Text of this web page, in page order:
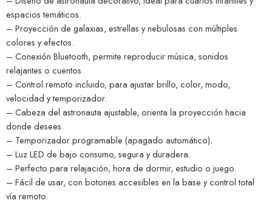
espacios temáticos.
– Proyección de galaxias, estrellas y nebulosas con múltiples
colores y efectos.
– Conexión Bluetooth, permite reproducir música, sonidos
relajantes o cuentos.
– Control remoto incluido, para ajustar brillo, color, modo,
velocidad y temporizador.
– Cabeza del astronauta ajustable, orienta la proyección hacia
donde desees.
– Temporizador programable (apagado automático).
– Luz LED de bajo consumo, segura y duradera.
– Perfecto para relajación, hora de dormir, estudio o juego.
– Fácil de usar, con botones accesibles en la base y control total
vía remoto.